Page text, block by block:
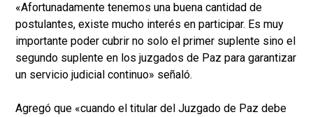
«Afortunadamente tenemos una buena cantidad de
postulantes, existe mucho interés en participar. Es muy
importante poder cubrir no solo el primer suplente sino el
segundo suplente en los juzgados de Paz para garantizar
un servicio judicial continuo» señaló.
Agregó que «cuando el titular del Juzgado de Paz debe